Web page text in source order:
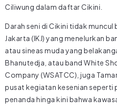
Ciliwung dalam daftar Cikini.
Darah seni di Cikini tidak
Jakarta (IKJ) yang menelurkan
atau sineas muda yang
Bhanutedja, atau band White
Company (WSATCC), juga
pusat kegiatan kesenian seperti
penanda hinga kini bahwa